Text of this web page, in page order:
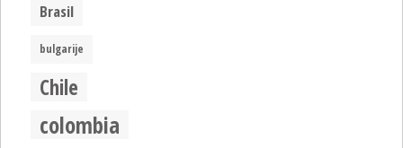
Brasil
bulgarije
Chile
colombia